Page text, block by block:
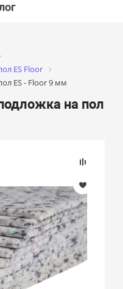
ES Floor
ES - Floor 9 мм
на пол